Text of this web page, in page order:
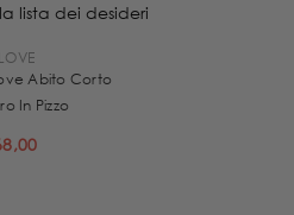
lista dei desideri
Abito Corto
In Pizzo